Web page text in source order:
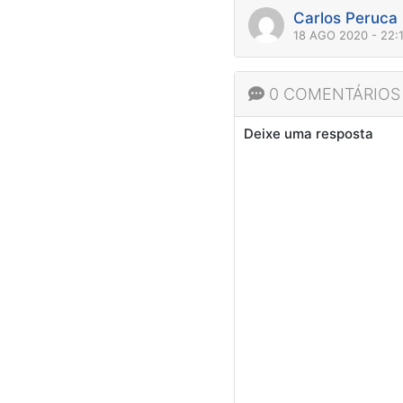
Carlos Peruca
18 AGO 2020 -
0 COMENTÁRIOS
Deixe uma resposta